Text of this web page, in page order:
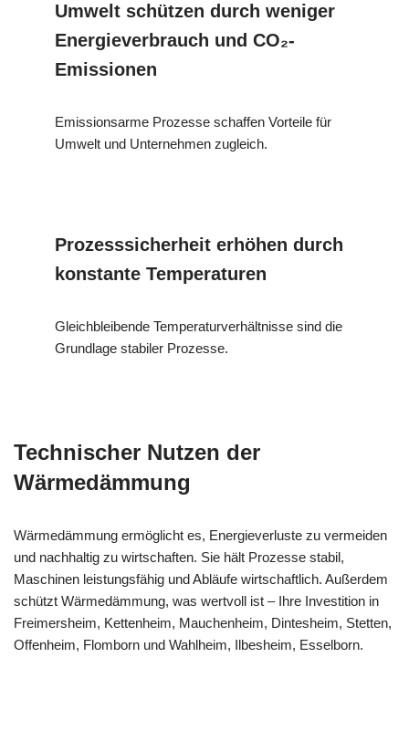
Umwelt schützen durch weniger
Energieverbrauch und CO₂-
Emissionen
Emissionsarme Prozesse schaffen Vorteile für
Umwelt und Unternehmen zugleich.
Prozesssicherheit erhöhen durch
konstante Temperaturen
Gleichbleibende Temperaturverhältnisse sind die
Grundlage stabiler Prozesse.
Technischer Nutzen der
Wärmedämmung
Wärmedämmung ermöglicht es, Energieverluste zu vermeiden
und nachhaltig zu wirtschaften. Sie hält Prozesse stabil,
Maschinen leistungsfähig und Abläufe wirtschaftlich. Außerdem
schützt Wärmedämmung, was wertvoll ist – Ihre Investition in
Freimersheim, Kettenheim, Mauchenheim, Dintesheim, Stetten,
Offenheim, Flomborn und Wahlheim, Ilbesheim, Esselborn.